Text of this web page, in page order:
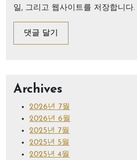
일, 그리고 웹사이트를 저장합니다.
Archives
2026년 7월
2026년 6월
2025년 7월
2025년 5월
2025년 4월